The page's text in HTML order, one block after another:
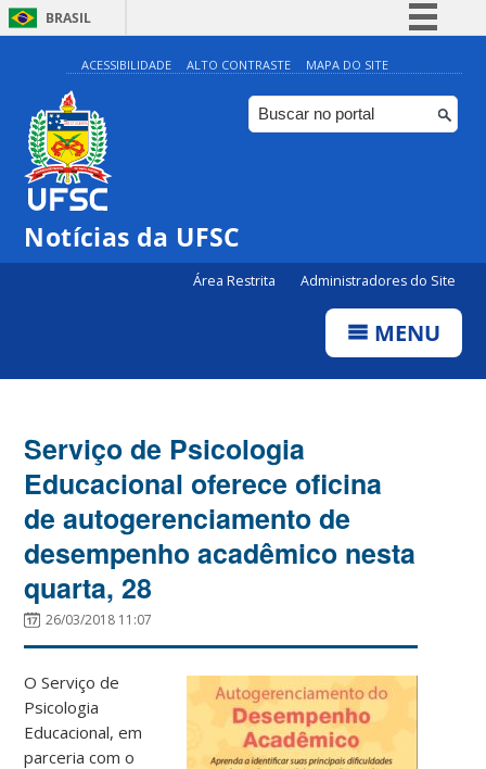
BRASIL
Simplifique!
Comunica BR
Participe
ACESSIBILIDADE ALTO CONTRASTE MAPA DO SITE
Notícias da UFSC
Área Restrita Administradores do Site
MENU
Serviço de Psicologia
Educacional oferece oficina
de autogerenciamento de
desempenho acadêmico nesta
quarta, 28
26/03/2018 11:07
O Serviço de
Psicologia
Educacional, em
parceria com o